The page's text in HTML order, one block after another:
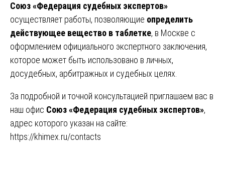
Союз «Федерация судебных экспертов»
осуществляет работы, позволяющие определить
действующее вещество в таблетке, в Москве с
оформлением официального экспертного заключения,
которое может быть использовано в личных,
досудебных, арбитражных и судебных целях.
За подробной и точной консультацией приглашаем вас в
наш офис Союз «Федерация судебных экспертов»,
адрес которого указан на сайте:
https://khimex.ru/contacts